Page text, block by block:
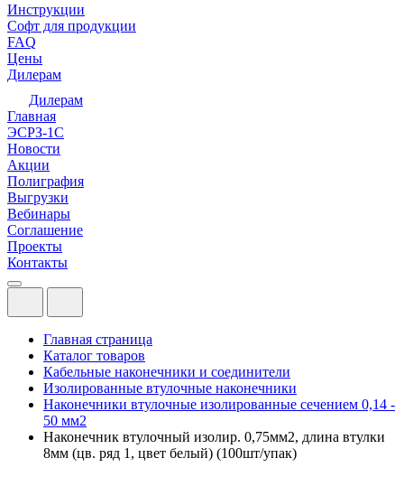
Инструкции
Софт для продукции
FAQ
Цены
Дилерам
Дилерам
Главная
ЭСРЗ-1С
Новости
Акции
Полиграфия
Выгрузки
Вебинары
Соглашение
Проекты
Контакты
Главная страница
Каталог товаров
Кабельные наконечники и соединители
Изолированные втулочные наконечники
Наконечники втулочные изолированные сечением 0,14 -
50 мм2
Наконечник втулочный изолир. 0,75мм2, длина втулки
8мм (цв. ряд 1, цвет белый) (100шт/упак)